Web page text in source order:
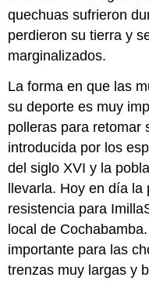
quechuas sufrieron
perdieron su tierra y
marginalizados.
La forma en que las
su deporte es muy
polleras para retomar
introducida por los
del siglo XVI y la
llevarla. Hoy en día la
resistencia para
local de
importante para las
trenzas muy largas y